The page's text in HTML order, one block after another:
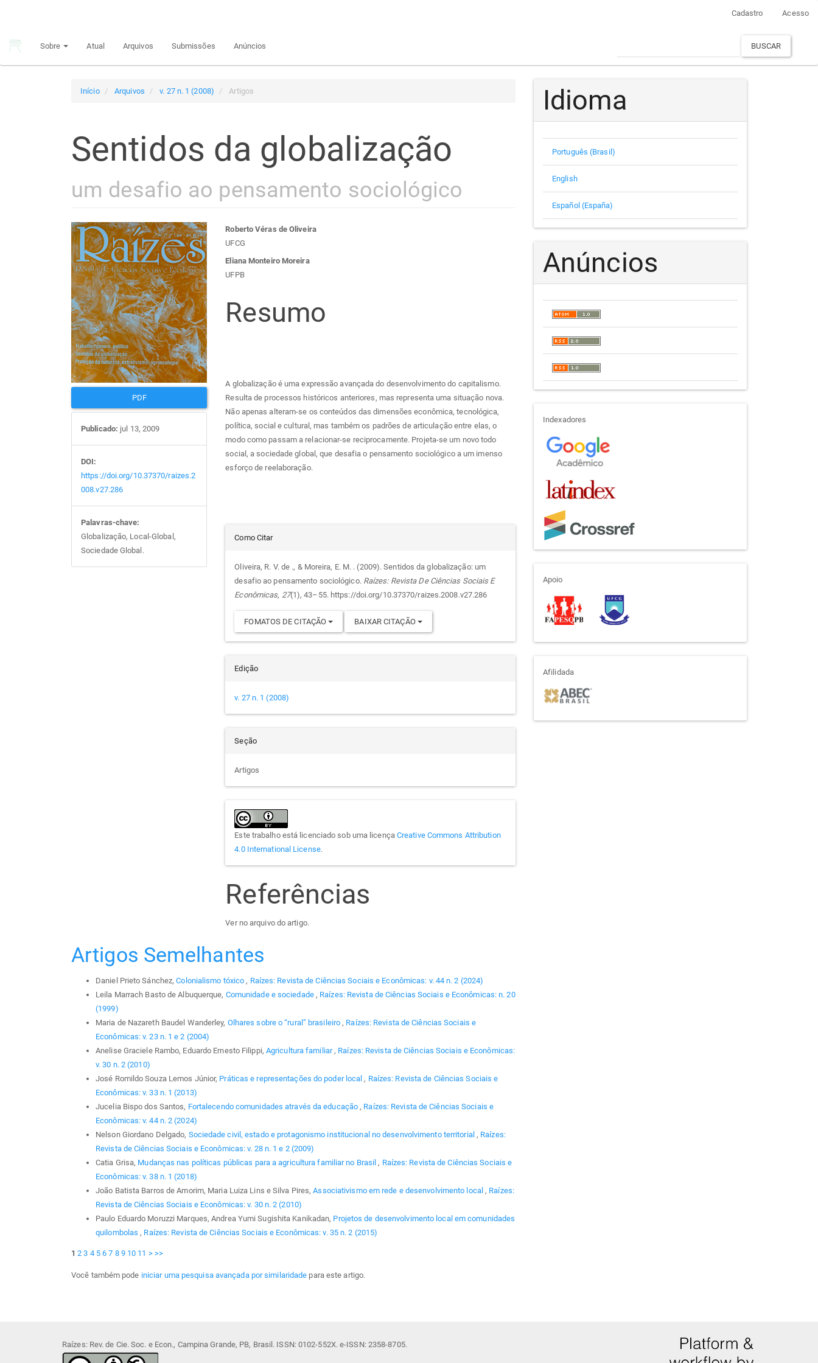
principal
Cadastro Acesso
Sobre Atual Arquivos Submissões Anúncios BUSCAR
Início Arquivos v. 27 n. 1 (2008) Artigos
Sentidos da globalização
um desafio ao pensamento sociológico
Barra
lateral
de
artigos
PDF
Publicado: jul 13, 2009
DOI:
https://doi.org/10.37370/raizes.2
008.v27.286
Palavras-chave:
Globalização, Local-Global,
Sociedade Global.
Conteúdo
do
artigo
principal
Roberto Véras de Oliveira
UFCG
Eliana Monteiro Moreira
UFPB
Resumo
A globalização é uma expressão avançada do desenvolvimento do capitalismo.
Resulta de processos históricos anteriores, mas representa uma situação nova.
Não apenas alteram-se os conteúdos das dimensões econômica, tecnológica,
política, social e cultural, mas também os padrões de articulação entre elas, o
modo como passam a relacionar-se reciprocamente. Projeta-se um novo todo
social, a sociedade global, que desafia o pensamento sociológico a um imenso
esforço de reelaboração.
Detalhes
do
artigo
Como Citar
Oliveira, R. V. de ., & Moreira, E. M. . (2009). Sentidos da globalização: um
desafio ao pensamento sociológico. Raízes: Revista De Ciências Sociais E
Econômicas, 27(1), 43–55. https://doi.org/10.37370/raizes.2008.v27.286
FOMATOS DE CITAÇÃO BAIXAR CITAÇÃO
Edição
v. 27 n. 1 (2008)
Seção
Artigos
Este trabalho está licenciado sob uma licença Creative Commons Attribution
4.0 International License.
Referências
Ver no arquivo do artigo.
Artigos Semelhantes
Daniel Prieto Sánchez,Colonialismo tóxico , Raízes: Revista de Ciências Sociais e Econômicas: v. 44 n. 2 (2024)
Leila Marrach Basto de Albuquerque, Comunidade e sociedade , Raízes: Revista de Ciências Sociais e Econômicas: n. 20
(1999)
Maria de Nazareth Baudel Wanderley, Olhares sobre o “rural” brasileiro , Raízes: Revista de Ciências Sociais e
Econômicas: v. 23 n. 1 e 2 (2004)
Anelise Graciele Rambo, Eduardo Ernesto Filippi, Agricultura familiar , Raízes: Revista de Ciências Sociais e Econômicas:
v. 30 n. 2 (2010)
José Romildo Souza Lemos Júnior, Práticas e representações do poder local , Raízes: Revista de Ciências Sociais e
Econômicas: v. 33 n. 1 (2013)
Jucelia Bispo dos Santos, Fortalecendo comunidades através da educação , Raízes: Revista de Ciências Sociais e
Econômicas: v. 44 n. 2 (2024)
Nelson Giordano Delgado, Sociedade civil, estado e protagonismo institucional no desenvolvimento territorial , Raízes:
Revista de Ciências Sociais e Econômicas: v. 28 n. 1 e 2 (2009)
Catia Grisa, Mudanças nas políticas públicas para a agricultura familiar no Brasil , Raízes: Revista de Ciências Sociais e
Econômicas: v. 38 n. 1 (2018)
João Batista Barros de Amorim, Maria Luiza Lins e Silva Pires,Associativismo em rede e desenvolvimento local , Raízes:
Revista de Ciências Sociais e Econômicas: v. 30 n. 2 (2010)
Paulo Eduardo Moruzzi Marques, Andrea Yumi Sugishita Kanikadan, Projetos de desenvolvimento local em comunidades
quilombolas , Raízes: Revista de Ciências Sociais e Econômicas: v. 35 n. 2 (2015)
1 2 3 4 5 6 7 8 9 10 11 > >>
Você também pode iniciar uma pesquisa avançada por similaridade para este artigo.
Idioma
Português (Brasil)
English
Español (España)
Anúncios
indexadores
Indexadores
apoio
Apoio
afiliada
Afilidada
Raízes: Rev. de Cie. Soc. e Econ., Campina Grande, PB, Brasil. ISSN: 0102-552X. e-ISSN: 2358-8705.